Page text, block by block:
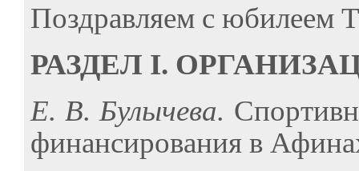
Поздравляем с юбилеем
РАЗДЕЛ I.
Е. В. Булычева.
финансирования в